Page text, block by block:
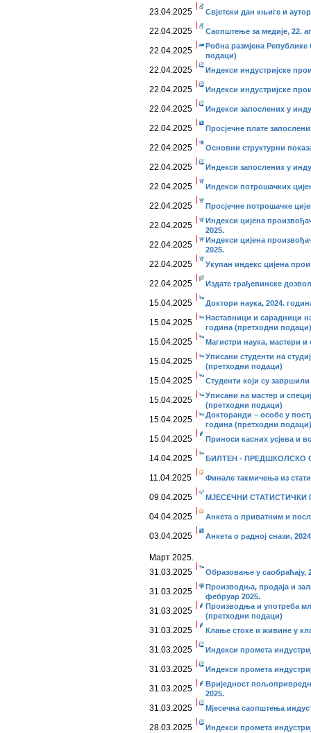
23.04.2025 Свjeтски дан књиге и
22.04.2025 Саопштење за медије, 22.
22.04.2025
Робна размјена
подаци)
22.04.2025 Индекси индустријске
22.04.2025 Индекси индустријске
22.04.2025 Индекси запослених у
22.04.2025 Просјечне плате
22.04.2025 Основни структурни
22.04.2025 Индекси запослених у
22.04.2025 Индекси потрошачких
22.04.2025 Просјечне потрошачке
22.04.2025
Индекси цијена
2025.
22.04.2025
Индекси цијена
2025.
22.04.2025 Укупан индекс цијена
22.04.2025 Издате грађевинске
15.04.2025 Доктори наука, 2024.
15.04.2025
Наставници и сарадници
година (претходни подаци)
15.04.2025 Магистри наука, мастери и
15.04.2025
Уписани студенти на
(претходни подаци)
15.04.2025 Студенти који су
15.04.2025
Уписани на мастер и
(претходни подаци)
15.04.2025
Докторанди – особе у
година (претходни подаци)
15.04.2025 Приноси касних усјева и
14.04.2025 БИЛТЕН - ПРЕДШКОЛСКО
11.04.2025 Финале такмичења из
09.04.2025 МЈЕСЕЧНИ СТАТИСТИЧКИ
04.04.2025 Анкета о приватним и
03.04.2025 Анкета о радној снази,
Март 2025.
31.03.2025
Образовање у саобраћају,
31.03.2025
Производња, продаја и
фебруар 2025.
31.03.2025
Производња и употреба
(претходни подаци)
31.03.2025 Клање стоке и живине у
31.03.2025 Индекси промета
31.03.2025 Индекси промета
31.03.2025
Вриједност
2025.
31.03.2025 Мјесечна саопштења
28.03.2025 Индекси промета